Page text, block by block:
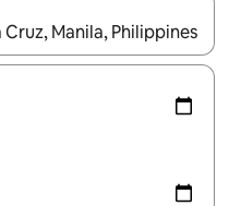
използвайте